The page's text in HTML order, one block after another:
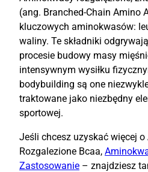
(ang. Branched-Chain Amino
kluczowych aminokwasów:
waliny. Te składniki
procesie budowy masy
intensywnym wysiłku
bodybuilding są one
traktowane jako niezbędny
sportowej.
Jeśli chcesz uzyskać więcej
Rozgalezione Bcaa,
Zastosowanie – znajdziesz